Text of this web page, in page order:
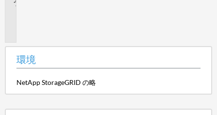
環境
NetApp StorageGRID の略